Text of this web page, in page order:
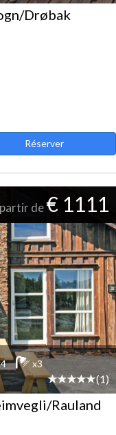
Drøbak
Réserver
de€ 1111
x3
(1)
Rauland